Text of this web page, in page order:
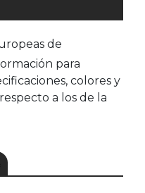
de
para
colores y
a los de la